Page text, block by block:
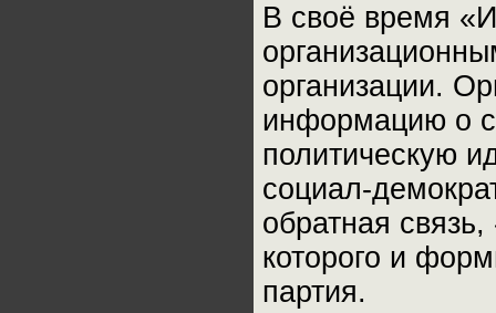
В своё время
организации.
информацию о
политическую
социал-
обратная
которого и
партия.